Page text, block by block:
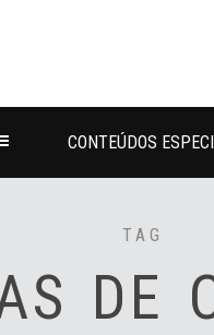
CONTEÚDOS
TAG
DE